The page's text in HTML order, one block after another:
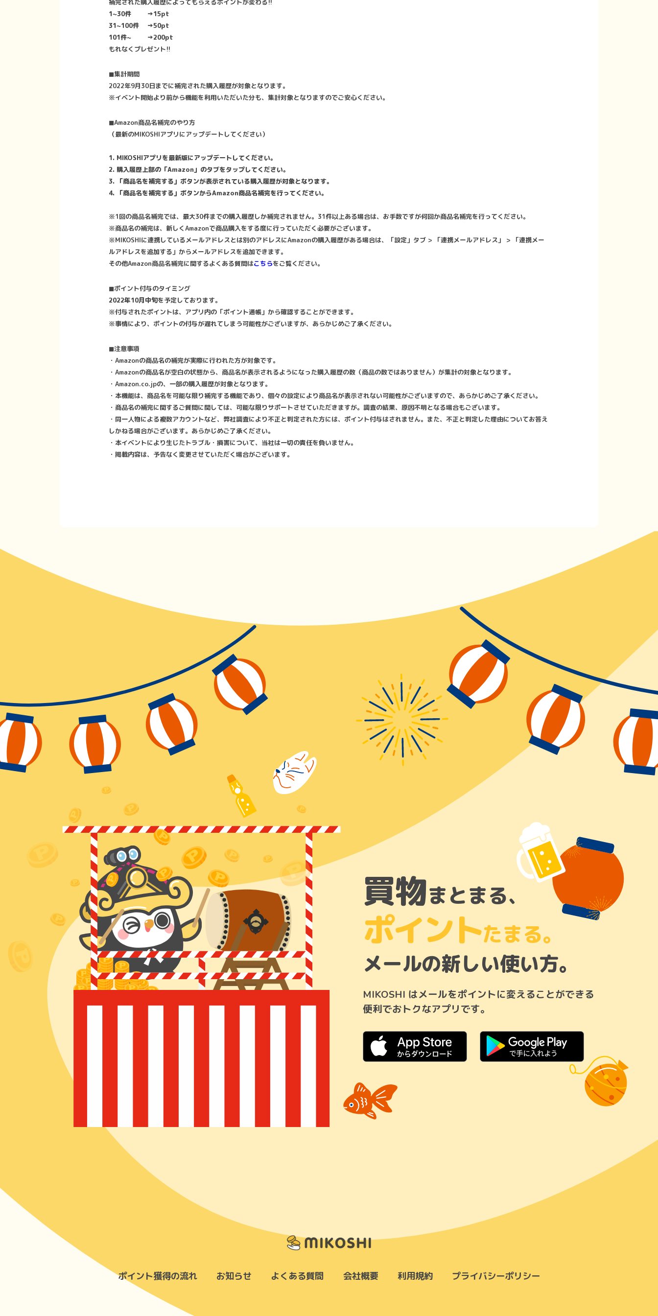
補完された購入履歴によってもらえるポイントが変わる!!
1~30件
→15pt
31~100件
→50pt
101件~
→200pt
もれなくプレゼント!!
◼︎集計期間
2022年9月30日までに補完された購入履歴が対象となります。
※イベント開始より前から機能を利用いただいた分も、集計対象となりますのでご安心ください。
◼︎Amazon商品名補完のやり方
（最新のMIKOSHIアプリにアップデートしてください）
1. MIKOSHIアプリを最新版にアップデートしてください。
2. 購入履歴上部の「Amazon」のタブをタップしてください。
3. 「商品名を補完する」ボタンが表示されている購入履歴が対象となります。
4. 「商品名を補完する」ボタンからAmazon商品名補完を行ってください。
※1回の商品名補完では、最大30件までの購入履歴しか補完されません。31件以上ある場合は、お手数ですが何回か商品名補完を行ってください。
※商品名の補完は、新しくAmazonで商品購入をする度に行っていただく必要がございます。
※MIKOSHIに連携しているメールアドレスとは別のアドレスにAmazonの購入履歴がある場合は、「設定」タブ > 「連携メールアドレス」 > 「連携メー
ルアドレスを追加する」からメールアドレスを追加できます。
その他Amazon商品名補完に関するよくある質問はこちらをご覧ください。
◼︎ポイント付与のタイミング
2022年10月中旬を予定しております。
※付与されたポイントは、アプリ内の「ポイント通帳」から確認することができます。
※事情により、ポイントの付与が遅れてしまう可能性がございますが、あらかじめご了承ください。
◼︎注意事項
・Amazonの商品名の補完が実際に行われた方が対象です。
・Amazonの商品名が空白の状態から、商品名が表示されるようになった購入履歴の数（商品の数ではありません）が集計の対象となります。
・Amazon.co.jpの、一部の購入履歴が対象となります。
・本機能は、商品名を可能な限り補完する機能であり、個々の設定により商品名が表示されない可能性がございますので、あらかじめご了承ください。
・商品名の補完に関するご質問に関しては、可能な限りサポートさせていただきますが。調査の結果、原因不明となる場合もございます。
・同一人物による複数アカウントなど、弊社調査により不正と判定された方には、ポイント付与はされません。また、不正と判定した理由についてお答え
しかねる場合がございます。あらかじめご了承ください。
・本イベントにより生じたトラブル・損害について、当社は一切の責任を負いません。
・掲載内容は、予告なく変更させていただく場合がございます。
買物まとまる、
ポイントたまる。
メールの新しい使い方。
MIKOSHI はメールをポイントに変えることができる
便利でおトクなアプリです。
ポイント獲得の流れ お知らせ よくある質問 会社概要 利用規約 プライバシーポリシー